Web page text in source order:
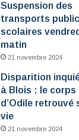
Suspension des
transports
scolaires
matin
21 novembre 2024
Disparition
à Blois : le corps
d’Odile retrouvé
vie
21 novembre 2024